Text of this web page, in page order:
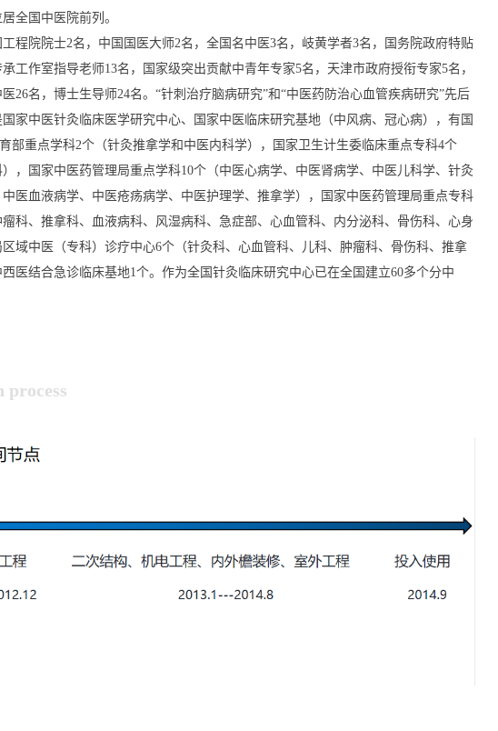
全国中医院前列。
程院院士2名，中国国医大师2名，全国名中医3名，岐黄学者3名，国务院政府特贴
工作室指导老师13名，国家级突出贡献中青年专家5名，天津市政府授衔专家5名，
26名，博士生导师24名。“针刺治疗脑病研究”和“中医药防治心血管疾病研究”先后
家中医针灸临床医学研究中心、国家中医临床研究基地（中风病、冠心病），有国
部重点学科2个（针灸推拿学和中医内科学），国家卫生计生委临床重点专科4个
），国家中医药管理局重点学科10个（中医心病学、中医肾病学、中医儿科学、针灸
医血液病学、中医疮疡病学、中医护理学、推拿学），国家中医药管理局重点专科
科、推拿科、血液病科、风湿病科、急症部、心血管科、内分泌科、骨伤科、心身
域中医（专科）诊疗中心6个（针灸科、心血管科、儿科、肿瘤科、骨伤科、推拿
医结合急诊临床基地1个。作为全国针灸临床研究中心已在全国建立60多个分中
process